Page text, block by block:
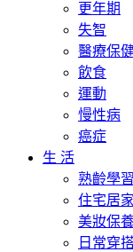
更年期
失智
醫療保
飲食
運動
慢性病
癌症
生 活
熟齡學習
住宅居家
美妝保
日常穿